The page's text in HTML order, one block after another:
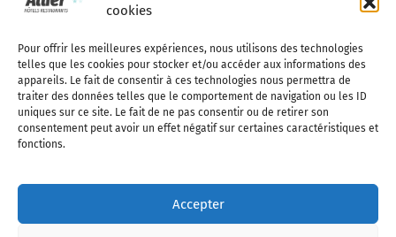
cookies
Pour offrir les meilleures expériences, nous utilisons des technologies
telles que les cookies pour stocker et/ou accéder aux informations des
appareils. Le fait de consentir à ces technologies nous permettra de
traiter des données telles que le comportement de navigation ou les ID
uniques sur ce site. Le fait de ne pas consentir ou de retirer son
consentement peut avoir un effet négatif sur certaines caractéristiques et
fonctions.
Accepter
Qui sommes-nous Publiez votre annonce
Adhérer à l’association Nous contacter